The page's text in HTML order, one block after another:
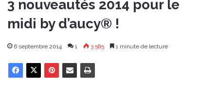
3 nouveautés 2014 pour le
midi by d’aucy® !
6 septembre 2014 1 3 585 1 minute de lecture